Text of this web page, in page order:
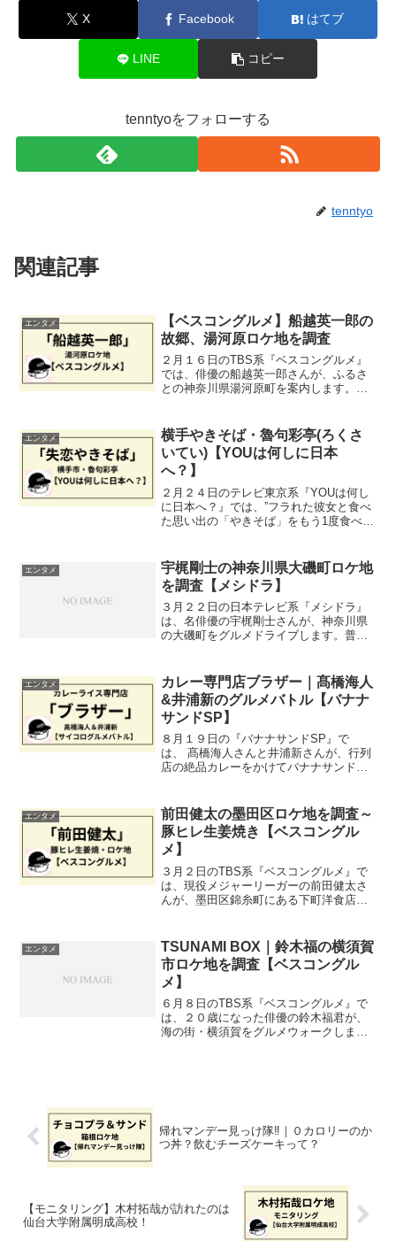
X Facebook はてブ
LINE コピー
tenntyoをフォローする
tenntyo
関連記事
エンタメ
【ベスコングルメ】船越英一郎の
故郷、湯河原ロケ地を調査
２月１６日のTBS系『ベスコングルメ』
では、俳優の船越英一郎さんが、ふるさ
との神奈川県湯河原町を案内します。今
を紹介していきたいと思います。
エンタメ
横手やきそば・魯句彩亭(ろくさ
いてい)【YOUは何しに日本
へ？】
２月２４日のテレビ東京系『YOUは何し
に日本へ？』では、”フラれた彼女と食べ
た思い出の「やきそば」をもう1度食べた
思い出の地となった、こちらのお店を紹
介します。
エンタメ
宇梶剛士の神奈川県大磯町ロケ地
を調査【メシドラ】
３月２２日の日本テレビ系『メシドラ』
は、名俳優の宇梶剛士さんが、神奈川県
の大磯町をグルメドライブします。普段
画予告を元に、一行のロケ地を調査して
いきたいと思います。
エンタメ
カレー専門店ブラザー｜髙橋海人
&井浦新のグルメバトル【バナナ
サンドSP】
８月１９日の『バナナサンドSP』で
は、 髙橋海人さんと井浦新さんが、行列
店の絶品カレーをかけてバナナサンドと
ブラザー』さん。今回は、こちらのお店
を紹介したいと思います。
エンタメ
前田健太の墨田区ロケ地を調査～
豚ヒレ生姜焼き【ベスコングル
メ】
３月２日のTBS系『ベスコングルメ』で
は、現役メジャーリーガーの前田健太さ
んが、墨田区錦糸町にある下町洋食店
街の絶品グルメと共に、ロケ地を調査し
ていきたいと思います。
エンタメ
TSUNAMI BOX｜鈴木福の横須賀
市ロケ地を調査【ベスコングル
メ】
６月８日のTBS系『ベスコングルメ』で
は、２０歳になった俳優の鈴木福君が、
海の街・横須賀をグルメウォークしま
帰れマンデー見っけ隊‼｜０カロリーのか
つ丼？飲むチーズケーキって？
【モニタリング】木村拓哉が訪れたのは
仙台大学附属明成高校！